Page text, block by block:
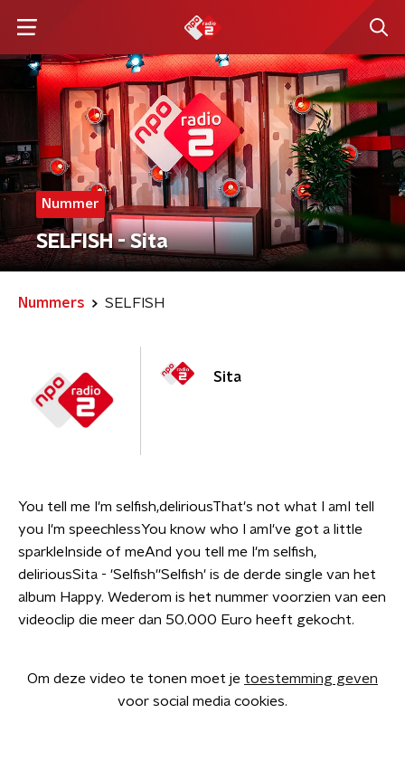
Nummer
SELFISH - Sita
Nummers SELFISH
Sita
You tell me I'm selfish,deliriousThat's not what I amI tell
you I'm speechlessYou know who I amI've got a little
sparkleInside of meAnd you tell me I'm selfish,
deliriousSita - 'Selfish''Selfish' is de derde single van het
album Happy. Wederom is het nummer voorzien van een
videoclip die meer dan 50.000 Euro heeft gekocht.
Om deze video te tonen moet je toestemming geven
voor social media cookies.